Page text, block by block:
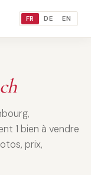
FR DE EN
1 bien à vendre
prix,